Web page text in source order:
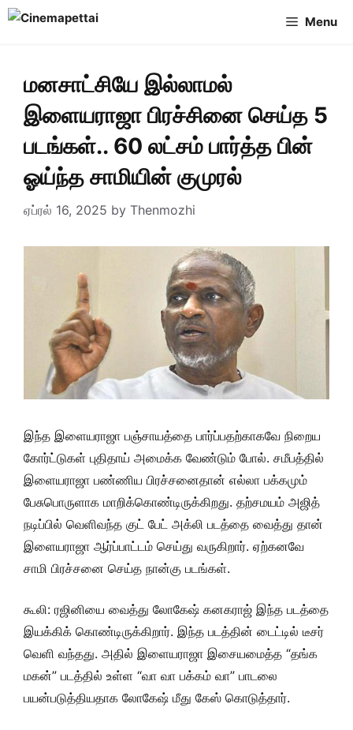
Skip
Menu
மனசாட்சியே இல்லாமல்
இளையராஜா பிரச்சினை செய்த 5
படங்கள்.. 60 லட்சம் பார்த்த பின்
ஓய்ந்த சாமியின் குமுரல்
ஏப்ரல் 16, 2025 by Thenmozhi
இந்த இளையராஜா பஞ்சாயத்தை பார்ப்பதற்காகவே நிறைய
கோர்ட்டுகள் புதிதாய் அமைக்க வேண்டும் போல். சமீபத்தில்
இளையராஜா பண்ணிய பிரச்சனைதான் எல்லா பக்கமும்
பேசுபொருளாக மாறிக்கொண்டிருக்கிறது. தற்சமயம் அஜித்
நடிப்பில் வெளிவந்த குட் பேட் அக்லி படத்தை வைத்து தான்
இளையராஜா ஆர்ப்பாட்டம் செய்து வருகிறார். ஏற்கனவே
சாமி பிரச்சனை செய்த நான்கு படங்கள்.
கூலி: ரஜினியை வைத்து லோகேஷ் கனகராஜ் இந்த படத்தை
இயக்கிக் கொண்டிருக்கிறார். இந்த படத்தின் டைட்டில் டீசர்
வெளி வந்தது. அதில் இளையராஜா இசையமைத்த “தங்க
மகன்” படத்தில் உள்ள “வா வா பக்கம் வா” பாடலை
பயன்படுத்தியதாக லோகேஷ் மீது கேஸ் கொடுத்தார்.